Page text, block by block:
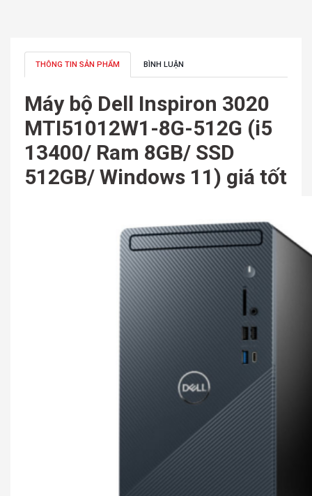
THÔNG TIN SẢN PHẨM BÌNH LUẬN
Máy bộ Dell Inspiron 3020
MTI51012W1-8G-512G (i5
13400/ Ram 8GB/ SSD
512GB/ Windows 11) giá tốt